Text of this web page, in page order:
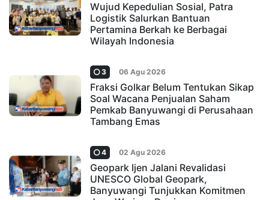
Wujud Kepedulian Sosial, Patra
Logistik Salurkan Bantuan
Pertamina Berkah ke Berbagai
Wilayah Indonesia
3 06 Agu 2026
Fraksi Golkar Belum Tentukan Sikap
Soal Wacana Penjualan Saham
Pemkab Banyuwangi di Perusahaan
Tambang Emas
4 02 Agu 2026
Geopark Ijen Jalani Revalidasi
UNESCO Global Geopark,
Banyuwangi Tunjukkan Komitmen